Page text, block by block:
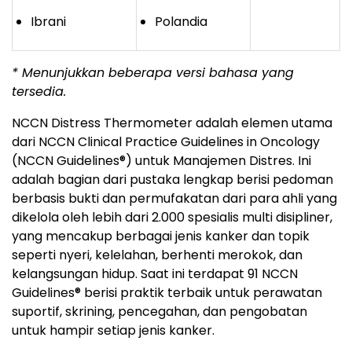
Ibrani
Polandia
* Menunjukkan beberapa versi bahasa yang
tersedia.
NCCN Distress Thermometer adalah elemen utama
dari NCCN Clinical Practice Guidelines in Oncology
(NCCN Guidelines®) untuk Manajemen Distres. Ini
adalah bagian dari pustaka lengkap berisi pedoman
berbasis bukti dan permufakatan dari para ahli yang
dikelola oleh lebih dari 2.000 spesialis multi disipliner,
yang mencakup berbagai jenis kanker dan topik
seperti nyeri, kelelahan, berhenti merokok, dan
kelangsungan hidup. Saat ini terdapat 91 NCCN
Guidelines® berisi praktik terbaik untuk perawatan
suportif, skrining, pencegahan, dan pengobatan
untuk hampir setiap jenis kanker.